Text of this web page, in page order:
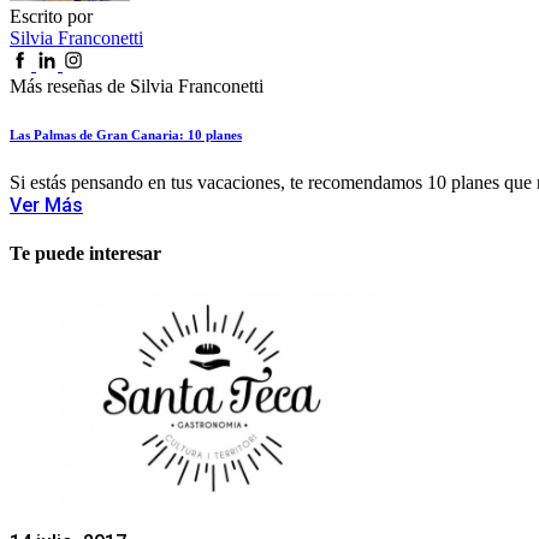
Escrito por
Silvia Franconetti
Más reseñas de Silvia Franconetti
Las Palmas de Gran Canaria: 10 planes
Si estás pensando en tus vacaciones, te recomendamos 10 planes que
Ver Más
Te puede interesar